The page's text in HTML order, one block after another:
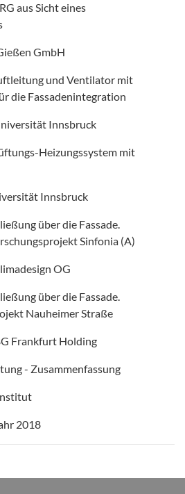
aus Sicht eines
GmbH
und Ventilator mit
die Fassadenintegration
Innsbruck
Heizungssystem mit
Innsbruck
über die Fassade.
Sinfonia (A)
OG
über die Fassade.
Nauheimer Straße
Frankfurt Holding
- Zusammenfassung
2018